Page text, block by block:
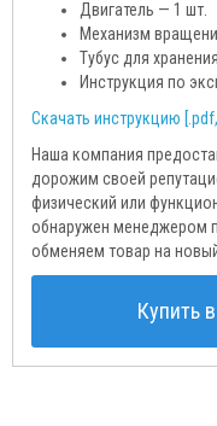
Двигатель — 1 шт.
Механизм
Тубус для хранения.
Инструкция по
Скачать инструкцию
Наша компания
дорожим своей
физический или
обнаружен менеджером
обменяем товар на
Купить